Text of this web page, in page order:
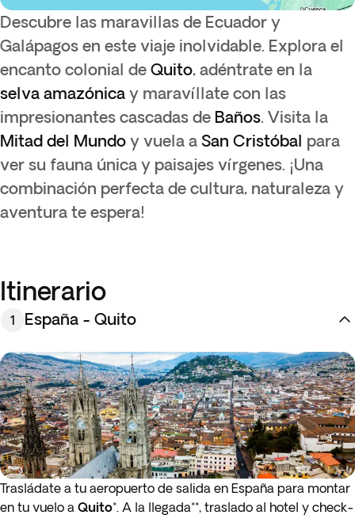
Descubre las maravillas de Ecuador y
Galápagos en este viaje inolvidable. Explora el
encanto colonial de Quito, adéntrate en la
selva amazónica y maravíllate con las
impresionantes cascadas de Baños. Visita la
Mitad del Mundo y vuela a San Cristóbal para
ver su fauna única y paisajes vírgenes. ¡Una
combinación perfecta de cultura, naturaleza y
aventura te espera!
Itinerario
1 España - Quito
Trasládate a tu aeropuerto de salida en España para montar
en tu vuelo a Quito*. A la llegada**, traslado al hotel y check-